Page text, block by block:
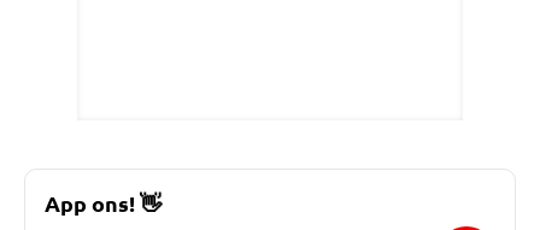
App ons!👋